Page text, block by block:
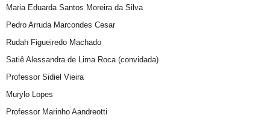
Maria Eduarda Santos Moreira da Silva
Pedro Arruda Marcondes Cesar
Rudah Figueiredo Machado
Satiê Alessandra de Lima Roca (convidada)
Professor Sidiel Vieira
Murylo Lopes
Professor Marinho Aandreotti